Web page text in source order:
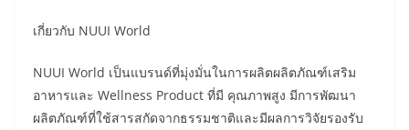
เกี่ยวกับ NUUI World
NUUI World เป็นแบรนด์ที่มุ่งมั่นในการผลิตผลิตภัณฑ์เสริม
อาหารและ Wellness Product ที่มี คุณภาพสูง มีการพัฒนา
ผลิตภัณฑ์ที่ใช้สารสกัดจากธรรมชาติและมีผลการวิจัยรองรับ